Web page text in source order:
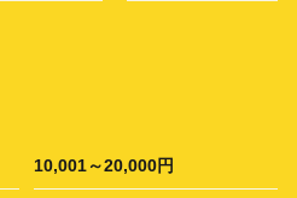
10,001～20,000円